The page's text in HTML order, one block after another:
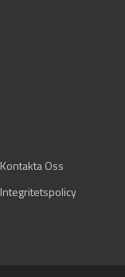
Kontakta Oss
Integritetspolicy